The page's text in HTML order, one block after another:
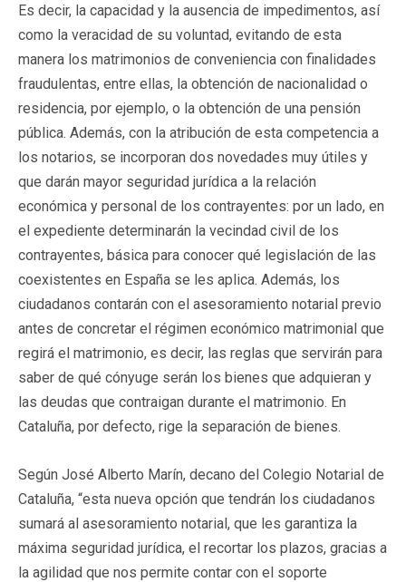
Es decir, la capacidad y la ausencia de impedimentos, así
como la veracidad de su voluntad, evitando de esta
manera los matrimonios de conveniencia con finalidades
fraudulentas, entre ellas, la obtención de nacionalidad o
residencia, por ejemplo, o la obtención de una pensión
pública. Además, con la atribución de esta competencia a
los notarios, se incorporan dos novedades muy útiles y
que darán mayor seguridad jurídica a la relación
económica y personal de los contrayentes: por un lado, en
el expediente determinarán la vecindad civil de los
contrayentes, básica para conocer qué legislación de las
coexistentes en España se les aplica. Además, los
ciudadanos contarán con el asesoramiento notarial previo
antes de concretar el régimen económico matrimonial que
regirá el matrimonio, es decir, las reglas que servirán para
saber de qué cónyuge serán los bienes que adquieran y
las deudas que contraigan durante el matrimonio. En
Cataluña, por defecto, rige la separación de bienes.
Según José Alberto Marín, decano del Colegio Notarial de
Cataluña, “esta nueva opción que tendrán los ciudadanos
sumará al asesoramiento notarial, que les garantiza la
máxima seguridad jurídica, el recortar los plazos, gracias a
la agilidad que nos permite contar con el soporte